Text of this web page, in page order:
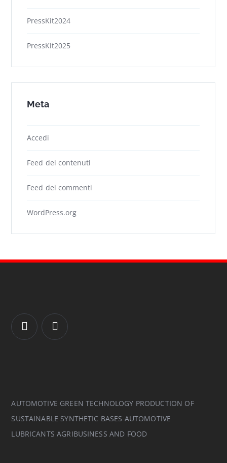
PressKit2024
PressKit2025
Meta
Accedi
Feed dei contenuti
Feed dei commenti
WordPress.org
AUTOMOTIVE GREEN TECHNOLOGY PRODUCTION OF
SUSTAINABLE SYNTHETIC BASES AUTOMOTIVE
LUBRICANTS AGRIBUSINESS AND FOOD